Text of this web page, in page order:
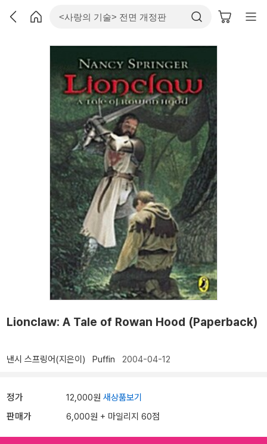
Lionclaw: A Tale of Rowan Hood (Paperback)
낸시 스프링어(지은이) Puffin 2004-04-12
정가 12,000원 새상품보기
판매가 6,000원 + 마일리지 60점